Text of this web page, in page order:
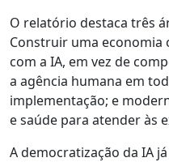
O relatório destaca três
Construir uma economia
com a IA, em vez de
a agência humana em
implementação; e
e saúde para atender às
A democratização da IA